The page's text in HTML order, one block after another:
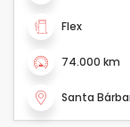
Flex
74.000 km
Santa